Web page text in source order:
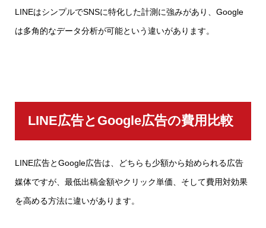
LINEはシンプルでSNSに特化した計測に強みがあり、Google
は多角的なデータ分析が可能という違いがあります。
LINE広告とGoogle広告の費用比較
LINE広告とGoogle広告は、どちらも少額から始められる広告
媒体ですが、最低出稿金額やクリック単価、そして費用対効果
を高める方法に違いがあります。